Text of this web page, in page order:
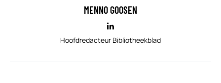
MENNO GOOSEN
Hoofdredacteur Bibliotheekblad